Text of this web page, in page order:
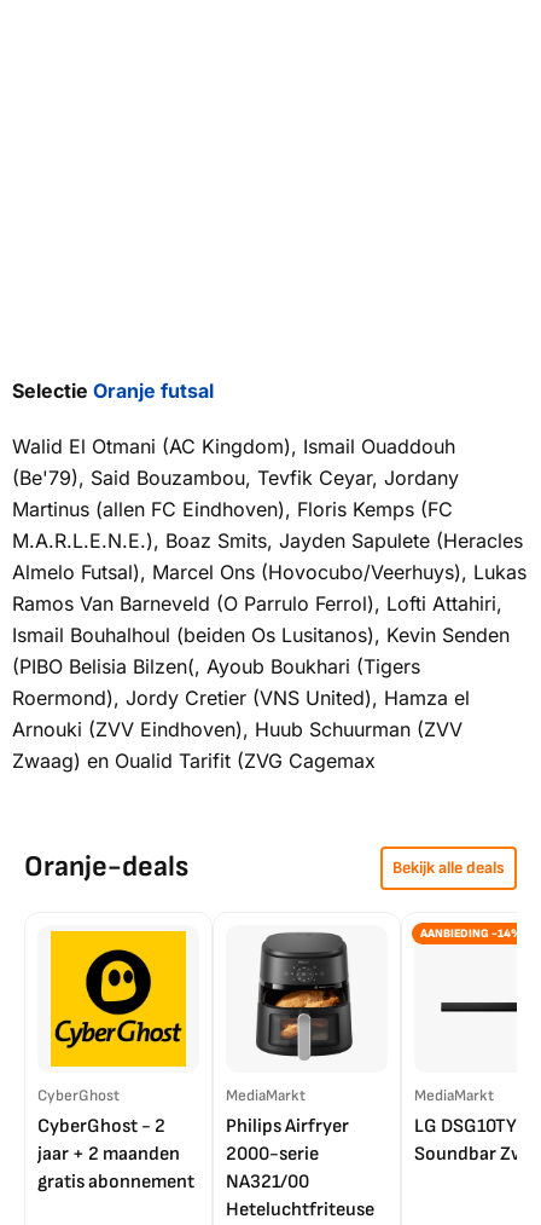
Selectie Oranje futsal
Walid El Otmani (AC Kingdom), Ismail Ouaddouh
(Be'79), Said Bouzambou, Tevfik Ceyar, Jordany
Martinus (allen FC Eindhoven), Floris Kemps (FC
M.A.R.L.E.N.E.), Boaz Smits, Jayden Sapulete (Heracles
Almelo Futsal), Marcel Ons (Hovocubo/Veerhuys), Lukas
Ramos Van Barneveld (O Parrulo Ferrol), Lofti Attahiri,
Ismail Bouhalhoul (beiden Os Lusitanos), Kevin Senden
(PIBO Belisia Bilzen(, Ayoub Boukhari (Tigers
Roermond), Jordy Cretier (VNS United), Hamza el
Arnouki (ZVV Eindhoven), Huub Schuurman (ZVV
Zwaag) en Oualid Tarifit (ZVG Cagemax
Oranje-deals Bekijk alle deals
CyberGhost
CyberGhost - 2
jaar + 2 maanden
gratis abonnement
MediaMarkt
Philips Airfryer
2000-serie
NA321/00
Heteluchtfriteuse
AANBIEDING -14%
MediaMarkt
LG DSG10TY
Soundbar